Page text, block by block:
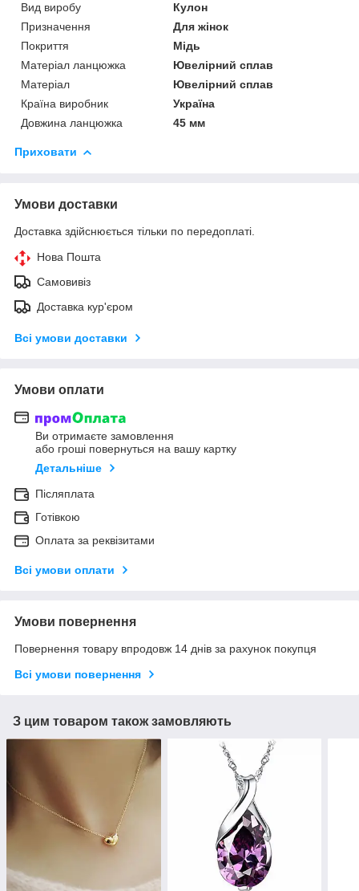
Вид виробу
Кулон
Призначення
Для жінок
Покриття
Мідь
Матеріал ланцюжка
Ювелірний сплав
Матеріал
Ювелірний сплав
Країна виробник
Україна
Довжина ланцюжка
45 мм
Приховати
Умови доставки
Доставка здійснюється тільки по передоплаті.
Нова Пошта
Самовивіз
Доставка кур'єром
Всі умови доставки
Умови оплати
Ви отримаєте замовлення
або гроші повернуться на вашу картку
Детальніше
Післяплата
Готівкою
Оплата за реквізитами
Всі умови оплати
Умови повернення
Повернення товару впродовж 14 днів за рахунок покупця
Всі умови повернення
З цим товаром також замовляють